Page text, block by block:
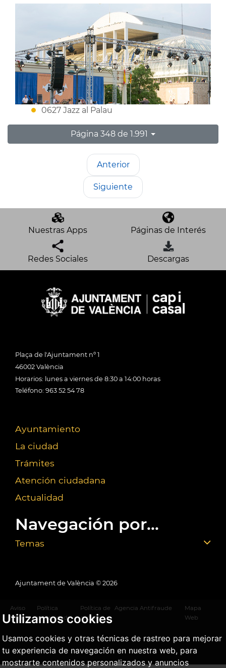
Utilizamos cookies
Usamos cookies y otras técnicas de rastreo para mejorar
tu experiencia de navegación en nuestra web, para
mostrarte contenidos personalizados y anuncios
0627 Jazz al Palau
Página 348 de 1.991
Anterior
Siguiente
Nuestras Apps Páginas de Interés
Redes Sociales Descargas
Plaça de l'Ajuntament nº 1
46002 València
Horarios: lunes a viernes de 8:30 a 14:00 horas
Teléfono: 963 52 54 78
Ayuntamiento
La ciudad
Trámites
Atención ciudadana
Actualidad
Navegación por...
Temas
Ajuntament de València © 2026
Aviso
legal
Política
privacidad
Política de
cookies
Agencia Antifraude
Mapa
Web